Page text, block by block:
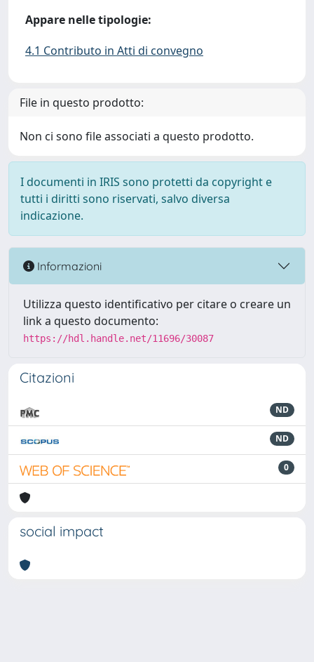
Appare nelle tipologie:
4.1 Contributo in Atti di convegno
File in questo prodotto:
Non ci sono file associati a questo prodotto.
I documenti in IRIS sono protetti da copyright e
tutti i diritti sono riservati, salvo diversa
indicazione.
Informazioni
Utilizza questo identificativo per citare o creare un
link a questo documento:
https://hdl.handle.net/11696/30087
Citazioni
ND
ND
0
social impact